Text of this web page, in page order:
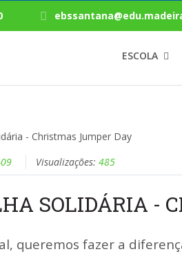
ESCOLA
Visualizações: 485
SOLIDÁRIA -
queremos fazer a